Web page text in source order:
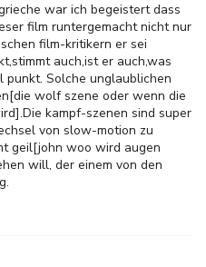
war ich begeistert dass
film runtergemacht nicht nur
film-kritikern er sei
auch,ist er auch,was
Solche unglaublichen
wolf szene oder wenn die
kampf-szenen sind super
von slow-motion zu
geil[john woo wird augen
will, der einem von den